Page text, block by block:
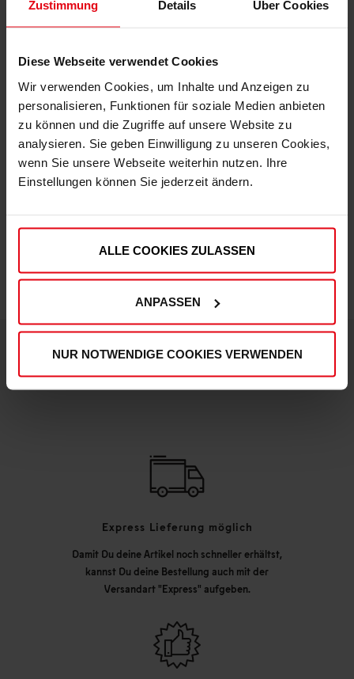
Zustimmung Details Über Cookies
Diese Webseite verwendet Cookies
Wir verwenden Cookies, um Inhalte und Anzeigen zu
personalisieren, Funktionen für soziale Medien anbieten
zu können und die Zugriffe auf unsere Website zu
analysieren. Sie geben Einwilligung zu unseren Cookies,
wenn Sie unsere Webseite weiterhin nutzen. Ihre
Einstellungen können Sie jederzeit ändern.
ALLE COOKIES ZULASSEN
ANPASSEN
NUR NOTWENDIGE COOKIES VERWENDEN
Fortuna x adidas Trackjacket "Originals" Off-White
Mitgliederpreis: € 89,96
DEINE VORTEILE IN UNSEREM SHOP
Express Lieferung möglich
Damit Du deine Artikel noch schneller erhältst,
kannst Du deine Bestellung auch mit der
Versandart "Express" aufgeben.